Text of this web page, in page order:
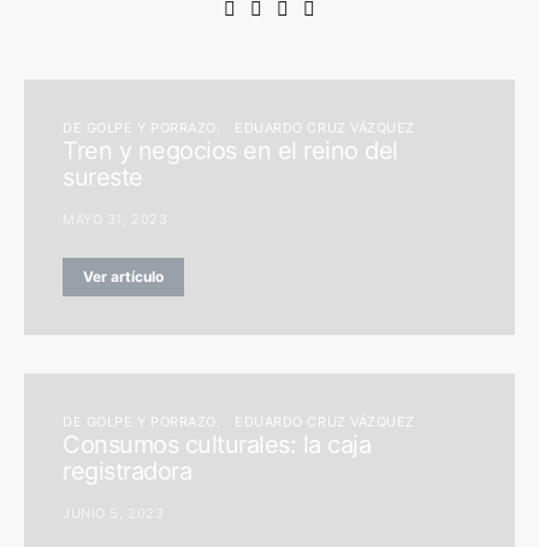
DE GOLPE Y PORRAZO EDUARDO CRUZ VÁZQUEZ
Tren y negocios en el reino del
sureste
MAYO 31, 2023
Ver artículo
DE GOLPE Y PORRAZO EDUARDO CRUZ VÁZQUEZ
Consumos culturales: la caja
registradora
JUNIO 5, 2023